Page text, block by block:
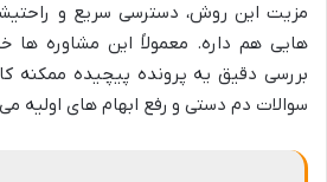
مزیت این روش، دسترسی سریع و
هایی هم داره. معمولاً این مشاوره ها
بررسی دقیق یه پرونده پیچیده ممکنه
سوالات دم دستی و رفع ابهام های اولیه